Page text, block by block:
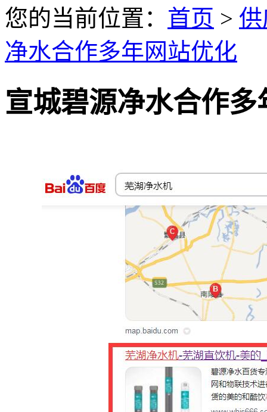
您的当前位置： 首页 >
净水合作多年网站优化
宣城碧源净水合作多